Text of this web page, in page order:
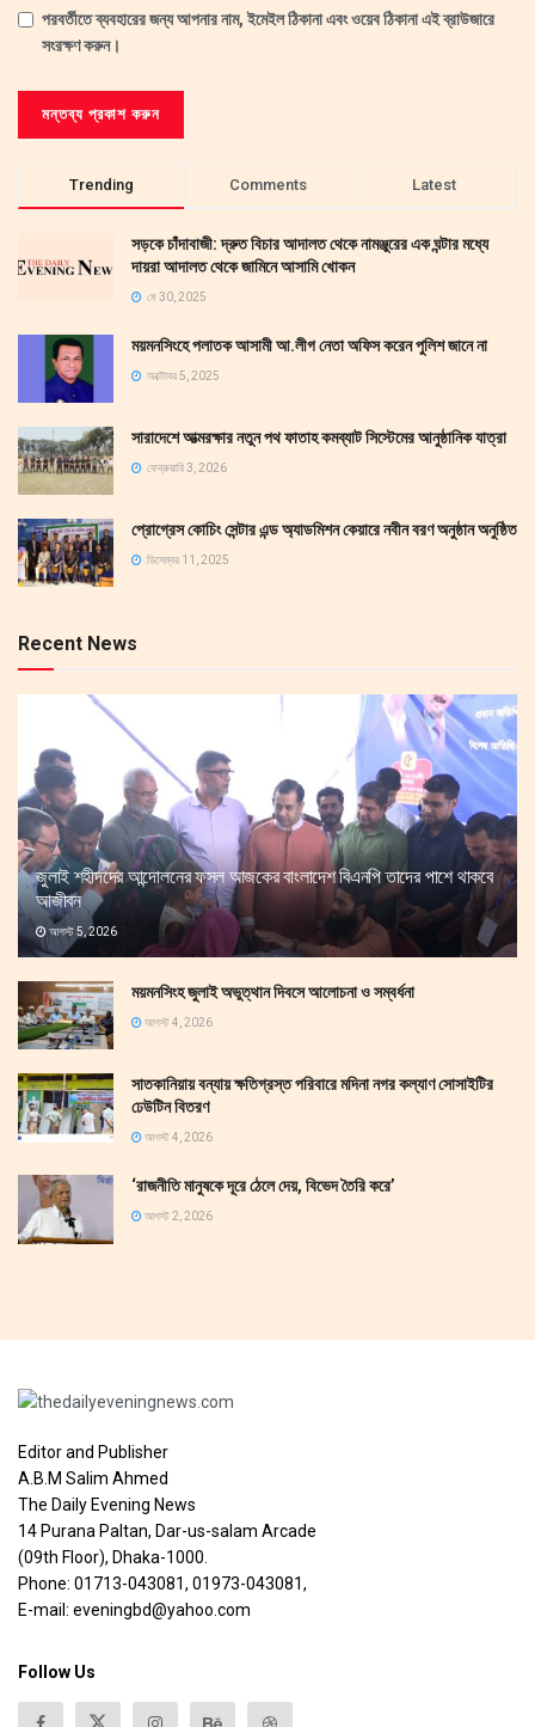
পরবর্তীতে ব্যবহারের জন্য আপনার নাম, ইমেইল ঠিকানা এবং ওয়েব ঠিকানা এই ব্রাউজারে
সংরক্ষণ করুন।
Trending Comments Latest
সড়কে চাঁদাবাজী: দ্রুত বিচার আদালত থেকে নামঞ্জুরের এক ঘন্টার মধ্যে
দায়রা আদালত থেকে জামিনে আসামি খোকন
মে 30, 2025
ময়মনসিংহে পলাতক আসামী আ.লীগ নেতা অফিস করেন পুলিশ জানে না
অক্টোবর 5, 2025
সারাদেশে আত্মরক্ষার নতুন পথ ফাতাহ কমব্যাট সিস্টেমের আনুষ্ঠানিক যাত্রা
ফেব্রুয়ারি 3, 2026
প্রোগ্রেস কোচিং সেন্টার এন্ড অ্যাডমিশন কেয়ারে নবীন বরণ অনুষ্ঠান অনুষ্ঠিত
ডিসেম্বর 11, 2025
Recent News
জুলাই শহীদদের আন্দোলনের ফসল আজকের বাংলাদেশ বিএনপি তাদের পাশে থাকবে
আজীবন
আগস্ট 5, 2026
ময়মনসিংহ জুলাই অভুত্থান দিবসে আলোচনা ও সম্বর্ধনা
আগস্ট 4, 2026
সাতকানিয়ায় বন্যায় ক্ষতিগ্রস্ত পরিবারে মদিনা নগর কল্যাণ সোসাইটির
ঢেউটিন বিতরণ
আগস্ট 4, 2026
‘রাজনীতি মানুষকে দূরে ঠেলে দেয়, বিভেদ তৈরি করে’
আগস্ট 2, 2026
Editor and Publisher
A.B.M Salim Ahmed
The Daily Evening News
14 Purana Paltan, Dar-us-salam Arcade
(09th Floor), Dhaka-1000.
Phone: 01713-043081, 01973-043081,
E-mail: eveningbd@yahoo.com
Follow Us